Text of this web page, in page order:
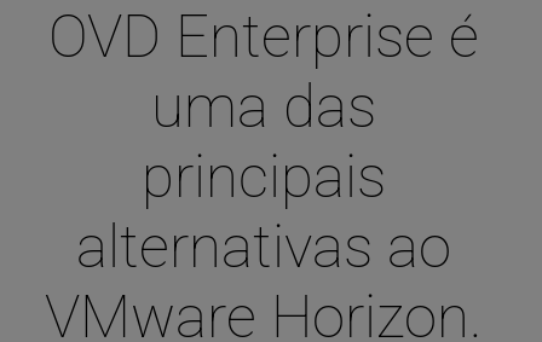
OVD Enterprise é
uma das
principais
alternativas ao
VMware Horizon.